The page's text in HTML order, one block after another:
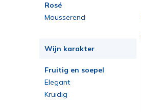
Rosé
Mousserend
Wijn karakter
Fruitig en soepel
Elegant
Kruidig